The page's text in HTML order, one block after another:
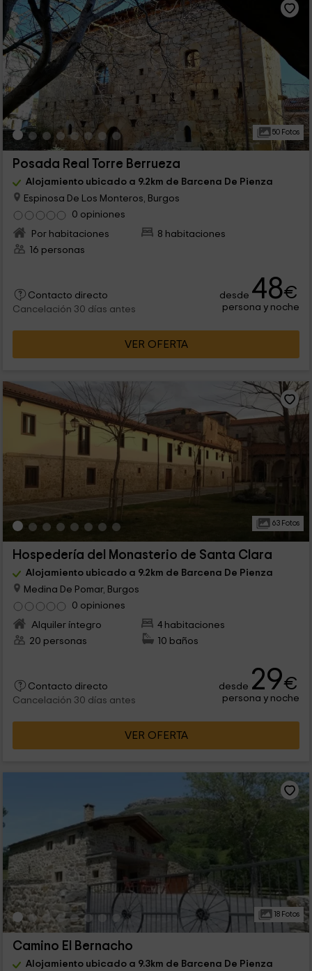
50 Fotos
Posada Real Torre Berrueza
Alojamiento ubicado a 9.2km de Barcena De Pienza
Espinosa De Los Monteros, Burgos
0 opiniones
Por habitaciones
8 habitaciones
16 personas
Contacto directo
Cancelación 30 días antes
desde 48€
persona y noche
VER OFERTA
63 Fotos
Hospedería del Monasterio de Santa Clara
Alojamiento ubicado a 9.2km de Barcena De Pienza
Medina De Pomar, Burgos
0 opiniones
Alquiler íntegro
4 habitaciones
20 personas
10 baños
Contacto directo
Cancelación 30 días antes
desde 29€
persona y noche
VER OFERTA
18 Fotos
Camino El Bernacho
Alojamiento ubicado a 9.3km de Barcena De Pienza